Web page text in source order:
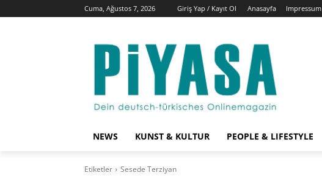
Cuma, Ağustos 7, 2026 Giriş Yap / Kayıt Ol Anasayfa Impressum
NEWS KUNST & KULTUR PEOPLE & LIFESTYLE
Etiketler Sesede Terziyan